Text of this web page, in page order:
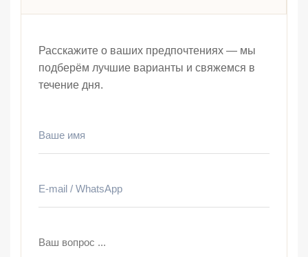
Расскажите о ваших предпочтениях — мы
подберём лучшие варианты и свяжемся в
течение дня.